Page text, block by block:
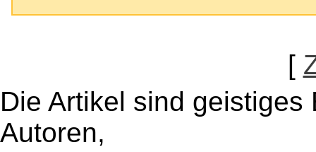
[
Die Artikel sind
Autoren,